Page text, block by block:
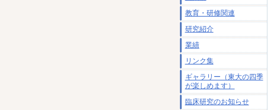
教育・研修関連
研究紹介
業績
リンク集
ギャラリー（東大の四季
が楽しめます）
臨床研究のお知らせ